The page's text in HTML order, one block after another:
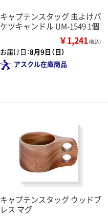
キャプテンスタッグ 虫よけバ
ケツキャンドル UM-1549 1個
￥1,241（税込）
お届け日：8月9日（日）
アスクル在庫商品
キャプテンスタッグ ウッドブ
レス マグ